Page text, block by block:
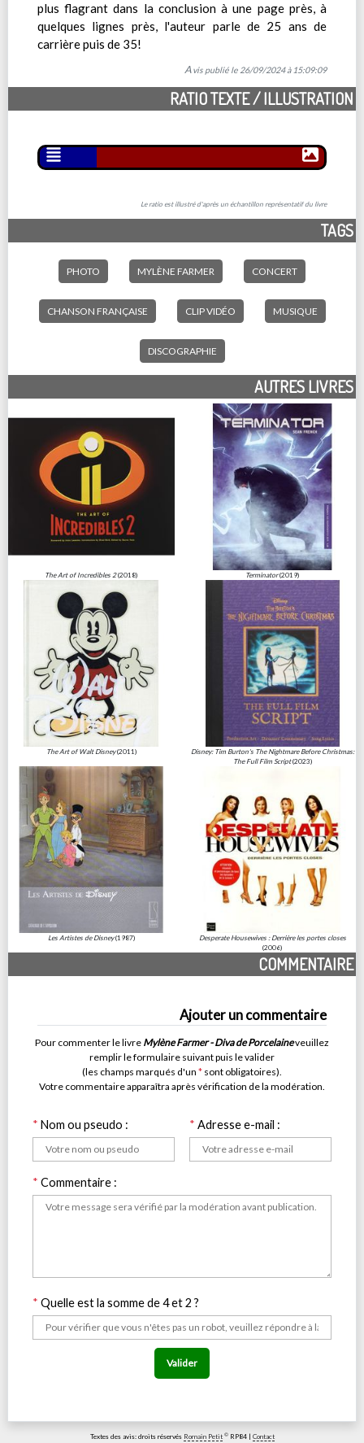
plus flagrant dans la conclusion à une page près, à
quelques lignes près, l'auteur parle de 25 ans de
carrière puis de 35!
Avis publié le 26/09/2024 à 15:09:09
RATIO TEXTE / ILLUSTRATION
Le ratio est illustré d'après un échantillon représentatif du livre
TAGS
PHOTO MYLÈNE FARMER CONCERT
CHANSON FRANÇAISE CLIP VIDÉO MUSIQUE
DISCOGRAPHIE
AUTRES LIVRES
The Art of Incredibles 2(2018) Terminator(2019)
The Art of Walt Disney(2011)
Disney: Tim Burton's The Nightmare Before Christmas:
The Full Film Script(2023)
Les Artistes de Disney(1987)
Desperate Housewives : Derrière les portes closes
(2006)
COMMENTAIRE
Ajouter un commentaire
Pour commenter le livre Mylène Farmer - Diva de Porcelaineveuillez
remplir le formulaire suivant puis le valider
(les champs marqués d'un * sont obligatoires).
Votre commentaire apparaîtra après vérification de la modération.
* Nom ou pseudo : * Adresse e-mail :
* Commentaire :
* Quelle est la somme de 4 et 2 ?
Valider
Textes des avis: droits réservés Romain Petit ©RP84 | Contact